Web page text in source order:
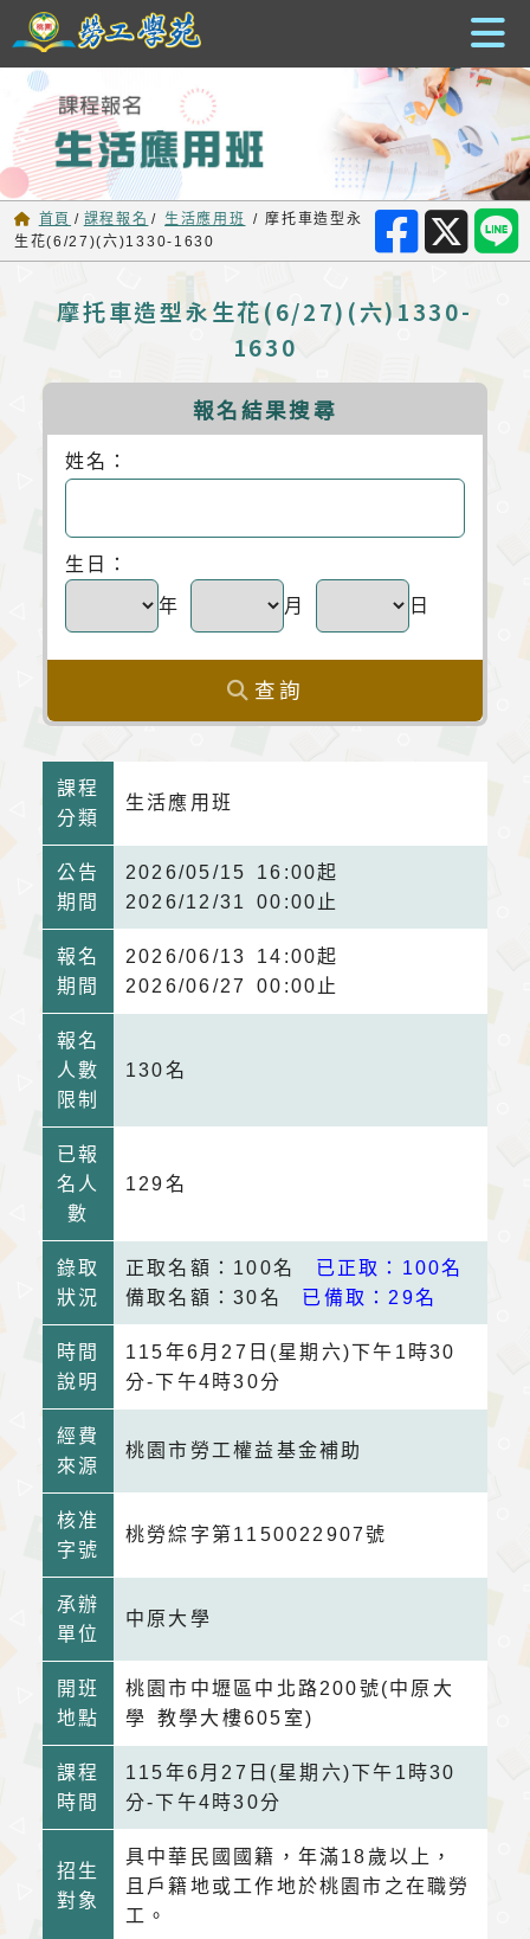
跳到主要內容
首頁 / 課程報名 / 生活應用班 / 摩托車造型永
生花(6/27)(六)1330-1630
摩托車造型永生花(6/27)(六)1330-
1630
報名結果搜尋
姓名：
生日：
年 月 日
查詢
課程
分類
生活應用班
公告
期間
2026/05/15 16:00起
2026/12/31 00:00止
報名
期間
2026/06/13 14:00起
2026/06/27 00:00止
報名
人數
限制
130名
已報
名人
數
129名
錄取
狀況
正取名額：100名 已正取：100名
備取名額：30名 已備取：29名
時間
說明
115年6月27日(星期六)下午1時30
分-下午4時30分
經費
來源
桃園市勞工權益基金補助
核准
字號
桃勞綜字第1150022907號
承辦
單位
中原大學
開班
地點
桃園市中壢區中北路200號(中原大
學 教學大樓605室)
課程
時間
115年6月27日(星期六)下午1時30
分-下午4時30分
招生
對象
具中華民國國籍，年滿18歲以上，
且戶籍地或工作地於桃園市之在職勞
工。